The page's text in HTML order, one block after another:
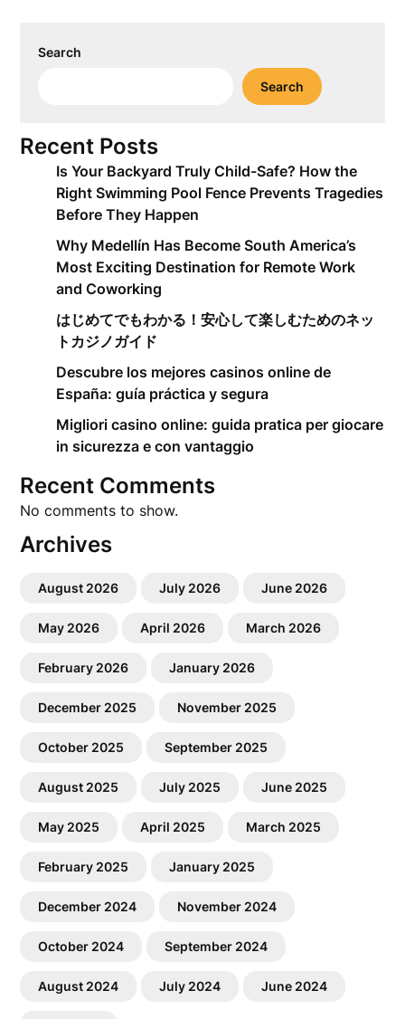
Search
Search
Recent Posts
Is Your Backyard Truly Child-Safe? How the
Right Swimming Pool Fence Prevents Tragedies
Before They Happen
Why Medellín Has Become South America’s
Most Exciting Destination for Remote Work
and Coworking
はじめてでもわかる！安心して楽しむためのネッ
トカジノガイド
Descubre los mejores casinos online de
España: guía práctica y segura
Migliori casino online: guida pratica per giocare
in sicurezza e con vantaggio
Recent Comments
No comments to show.
Archives
August 2026 July 2026 June 2026
May 2026 April 2026 March 2026
February 2026 January 2026
December 2025 November 2025
October 2025 September 2025
August 2025 July 2025 June 2025
May 2025 April 2025 March 2025
February 2025 January 2025
December 2024 November 2024
October 2024 September 2024
August 2024 July 2024 June 2024